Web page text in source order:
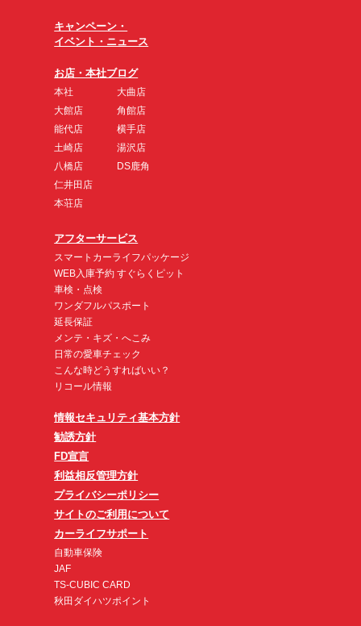
キャンペーン・
イベント・ニュース
お店・本社ブログ
本社
大館店
能代店
土崎店
八橋店
仁井田店
本荘店
大曲店
角館店
横手店
湯沢店
DS鹿角
アフターサービス
スマートカーライフパッケージ
WEB入庫予約 すぐらくピット
車検・点検
ワンダフルパスポート
延長保証
メンテ・キズ・へこみ
日常の愛車チェック
こんな時どうすればいい？
リコール情報
情報セキュリティ基本方針
勧誘方針
FD宣言
利益相反管理方針
プライバシーポリシー
サイトのご利用について
カーライフサポート
自動車保険
JAF
TS-CUBIC CARD
秋田ダイハツポイント